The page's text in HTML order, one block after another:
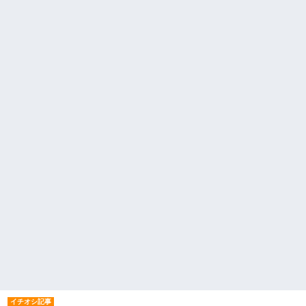
の？ｗｗ」「逆に超安い」